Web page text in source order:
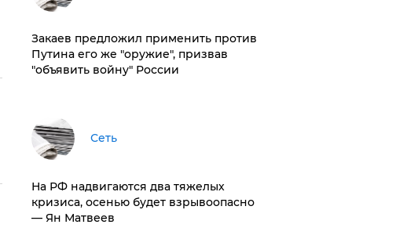
Закаев предложил применить против
Путина его же "оружие", призвав
"объявить войну" России
Сеть
На РФ надвигаются два тяжелых
кризиса, осенью будет взрывоопасно
— Ян Матвеев